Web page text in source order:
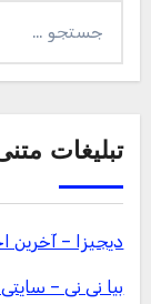
برای:
تبلیغات
دیجیزا – آخرین
بیا نی نی –